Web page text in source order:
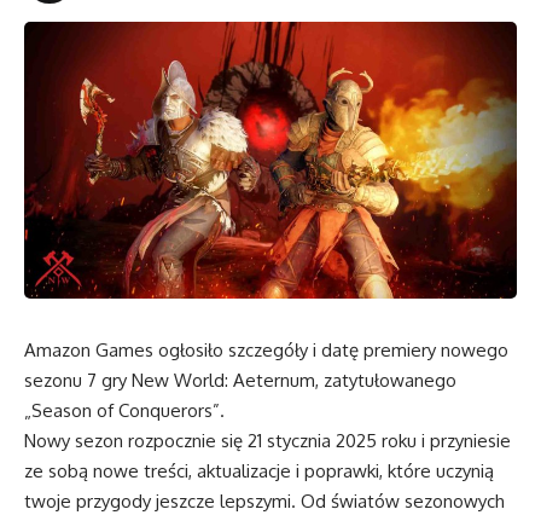
Amazon Games ogłosiło szczegóły i datę premiery nowego
sezonu 7 gry New World: Aeternum, zatytułowanego
„Season of Conquerors”.
Nowy sezon rozpocznie się 21 stycznia 2025 roku i przyniesie
ze sobą nowe treści, aktualizacje i poprawki, które uczynią
twoje przygody jeszcze lepszymi. Od światów sezonowych